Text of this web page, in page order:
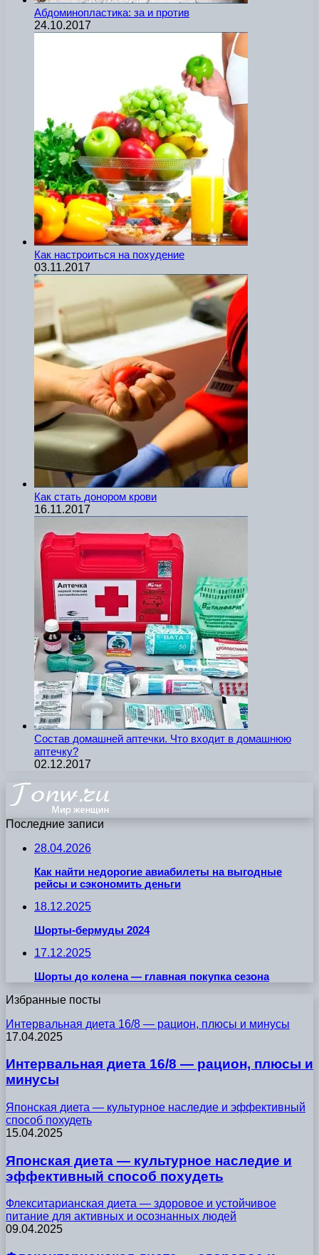
Абдоминопластика: за и против
24.10.2017
Как настроиться на похудение
03.11.2017
Как стать донором крови
16.11.2017
Состав домашней аптечки. Что входит в домашнюю
аптечку?
02.12.2017
Последние записи
28.04.2026
Как найти недорогие авиабилеты на выгодные
рейсы и сэкономить деньги
18.12.2025
Шорты-бермуды 2024
17.12.2025
Шорты до колена — главная покупка сезона
Избранные посты
Интервальная диета 16/8 — рацион, плюсы и минусы
17.04.2025
Интервальная диета 16/8 — рацион, плюсы и
минусы
Японская диета — культурное наследие и эффективный
способ похудеть
15.04.2025
Японская диета — культурное наследие и
эффективный способ похудеть
Флекситарианская диета — здоровое и устойчивое
питание для активных и осознанных людей
09.04.2025